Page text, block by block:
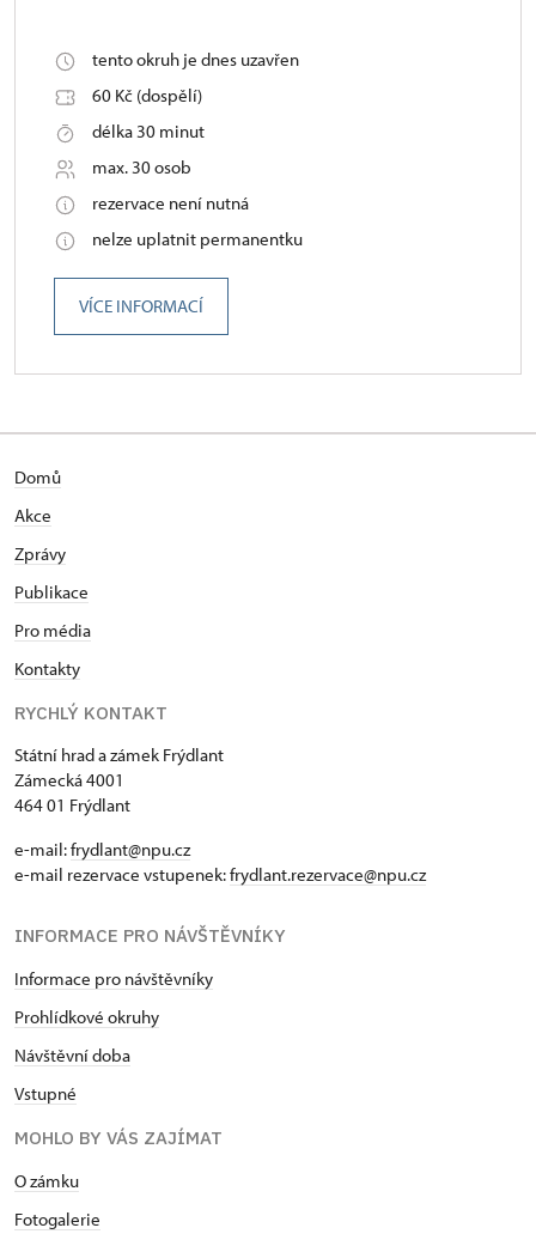
tento okruh je dnes uzavřen
60 Kč (dospělí)
délka 30 minut
max. 30 osob
rezervace není nutná
nelze uplatnit permanentku
VÍCE INFORMACÍ
Domů
Akce
Zprávy
Publikace
Pro média
Kontakty
RYCHLÝ KONTAKT
Státní hrad a zámek Frýdlant
Zámecká 4001
464 01 Frýdlant
e-mail:frydlant@npu.cz
e-mail rezervace vstupenek:frydlant.rezervace@npu.cz
INFORMACE PRO NÁVŠTĚVNÍKY
Informace pro návštěvníky
Prohlídkové okruhy
Návštěvní doba
Vstupné
MOHLO BY VÁS ZAJÍMAT
O zámku
Fotogalerie